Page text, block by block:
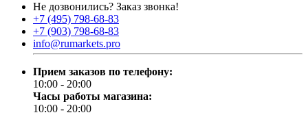
Не дозвонились? Заказ звонка!
+7 (495) 798-68-83
+7 (903) 798-68-83
info@rumarkets.pro
Прием заказов по телефону:
10:00 - 20:00
Часы работы магазина:
10:00 - 20:00